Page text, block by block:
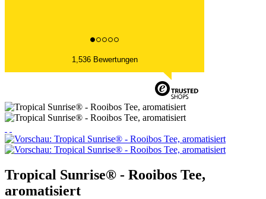
1,536 Bewertungen
Tropical Sunrise® - Rooibos Tee,
aromatisiert